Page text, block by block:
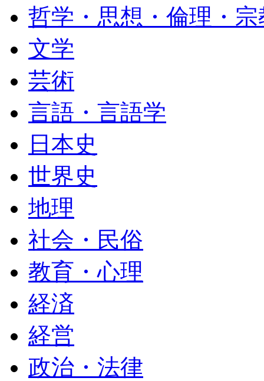
哲学・思想・倫理・宗
文学
芸術
言語・言語学
日本史
世界史
地理
社会・民俗
教育・心理
経済
経営
政治・法律